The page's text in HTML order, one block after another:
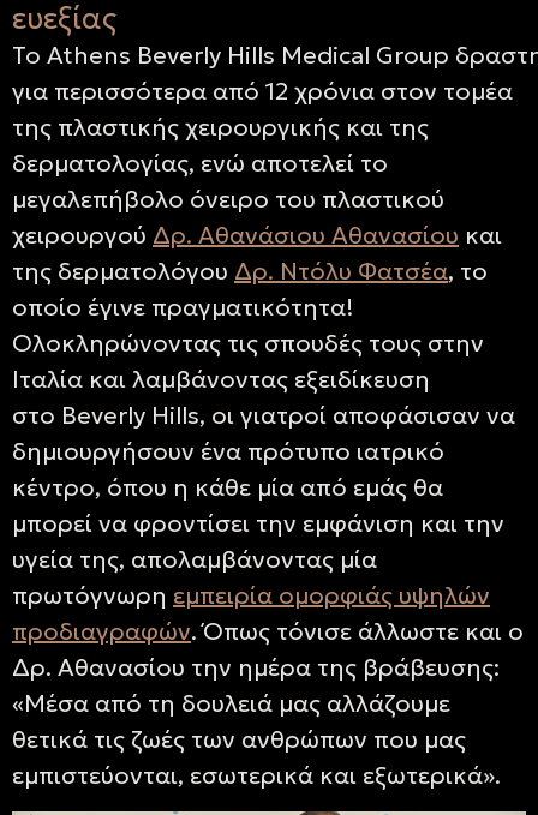
ευεξίας
Το Athens Beverly Hills Medical Group
για περισσότερα από 12 χρόνια στον τομέα
της πλαστικής χειρουργικής και της
δερματολογίας, ενώ αποτελεί το
μεγαλεπήβολο όνειρο του πλαστικού
χειρουργού Δρ. Αθανάσιου Αθανασίου και
της δερματολόγου Δρ. Ντόλυ Φατσέα, το
οποίο έγινε πραγματικότητα!
Ολοκληρώνοντας τις σπουδές τους στην
Ιταλία και λαμβάνοντας εξειδίκευση
στο Beverly Hills, οι γιατροί αποφάσισαν να
δημιουργήσουν ένα πρότυπο ιατρικό
κέντρο, όπου η κάθε μία από εμάς θα
μπορεί να φροντίσει την εμφάνιση και την
υγεία της, απολαμβάνοντας μία
πρωτόγνωρη εμπειρία ομορφιάς υψηλών
προδιαγραφών. Όπως τόνισε άλλωστε και ο
Δρ. Αθανασίου την ημέρα της βράβευσης:
«Μέσα από τη δουλειά μας αλλάζουμε
θετικά τις ζωές των ανθρώπων που μας
εμπιστεύονται, εσωτερικά και εξωτερικά».